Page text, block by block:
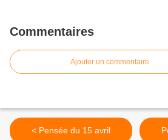
Commentaires
Ajouter un commentaire
< Pensée du 15 avril